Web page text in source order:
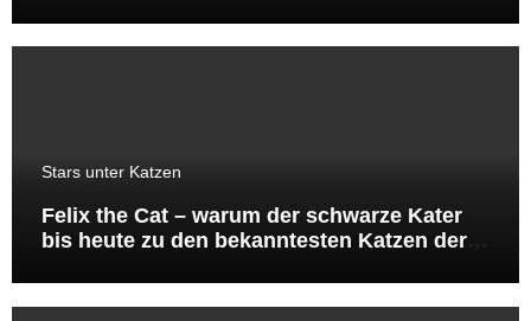
Stars unter Katzen
Felix the Cat – warum der schwarze Kater
bis heute zu den bekanntesten Katzen der